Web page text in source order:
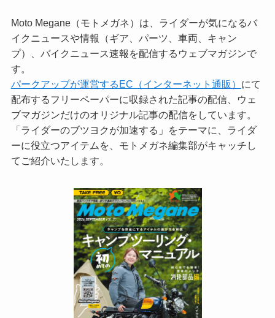
Moto Megane（モトメガネ）は、ライダーが気になるバ
イクニュースや情報（ギア、パーツ、車両、キャン
プ）、バイクニュース速報を配信するウェブマガジンで
す。
パークアップが運営するEC（インターネット通販） にて
配布するフリーペーパーに収録された記事の配信、ウェ
ブマガジンだけのオリジナル記事の配信をしています。
「ライダーのブツヨクが加速する」をテーマに、ライダ
ーに役立つアイテムを、モトメガネ編集部がキャッチし
てご紹介いたします。